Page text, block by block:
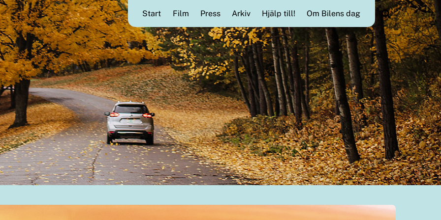
Search
Start Film Press Arkiv Hjälp till! Om Bilens dag